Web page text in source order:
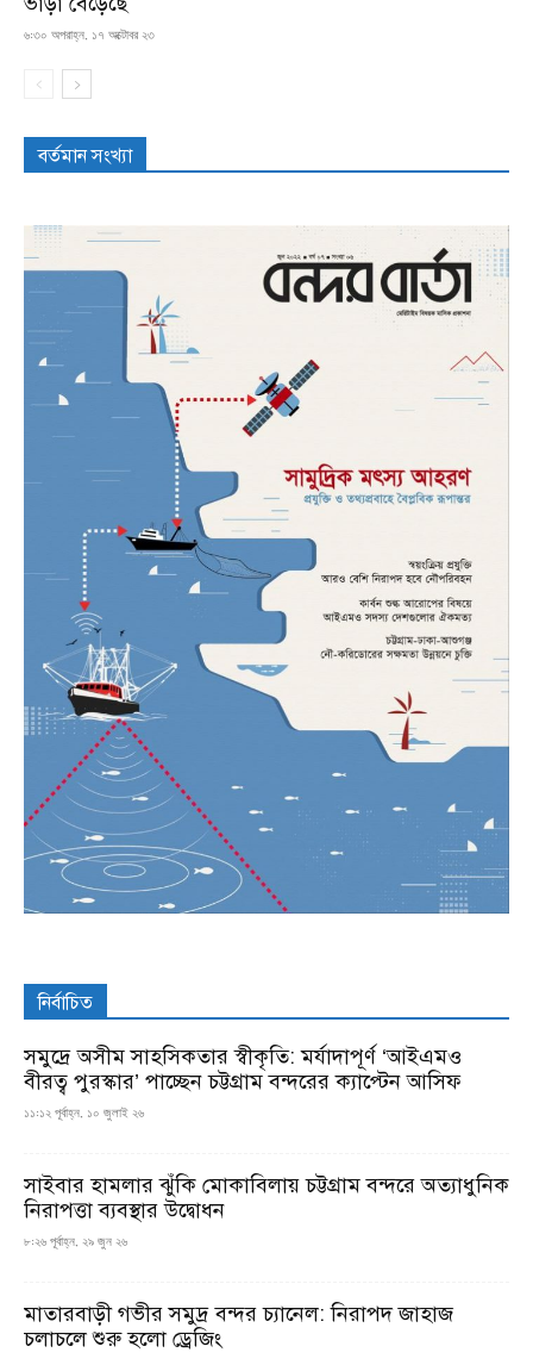
৬:৩০ অপরাহ্ন, ১৭ অক্টোবর ২৩
বর্তমান সংখ্যা
নির্বাচিত
সমুদ্রে অসীম সাহসিকতার স্বীকৃতি: মর্যাদাপূর্ণ ‘আইএমও
বীরত্ব পুরস্কার’ পাচ্ছেন চট্টগ্রাম বন্দরের ক্যাপ্টেন আসিফ
১১:১২ পূর্বাহ্ন, ১০ জুলাই ২৬
সাইবার হামলার ঝুঁকি মোকাবিলায় চট্টগ্রাম বন্দরে অত্যাধুনিক
নিরাপত্তা ব্যবস্থার উদ্বোধন
৮:২৬ পূর্বাহ্ন, ২৯ জুন ২৬
মাতারবাড়ী গভীর সমুদ্র বন্দর চ্যানেল: নিরাপদ জাহাজ
চলাচলে শুরু হলো ড্রেজিং